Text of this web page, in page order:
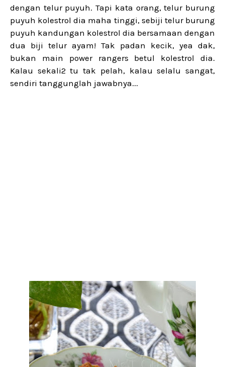
dengan telur puyuh. Tapi kata orang, telur burung
puyuh kolestrol dia maha tinggi, sebiji telur burung
puyuh kandungan kolestrol dia bersamaan dengan
dua biji telur ayam! Tak padan kecik, yea dak,
bukan main power rangers betul kolestrol dia.
Kalau sekali2 tu tak pelah, kalau selalu sangat,
sendiri tanggunglah jawabnya...